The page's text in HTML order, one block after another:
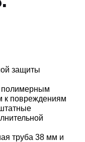
защиты
полимерным
к повреждениям
труба 38 мм и